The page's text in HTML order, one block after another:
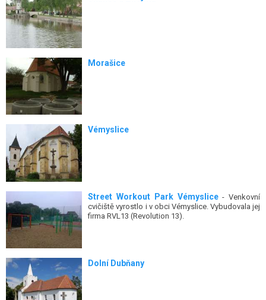
Morašice
Vémyslice
Street Workout Park Vémyslice- Venkovní
cvičiště vyrostlo i v obci Vémyslice. Vybudovala jej
firma RVL13 (Revolution 13).
Dolní Dubňany